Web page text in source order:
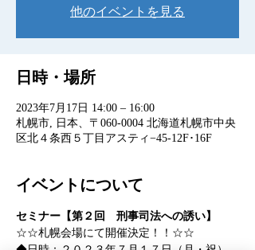
他のイベントを見る
日時・場所
2023年7月17日 14:00 – 16:00
札幌市, 日本、〒060-0004 北海道札幌市中央
区北４条西５丁目アスティ−45-12F･16F
イベントについて
セミナー【第２回　刑事司法への誘い】
☆☆札幌会場にて開催決定！！☆☆